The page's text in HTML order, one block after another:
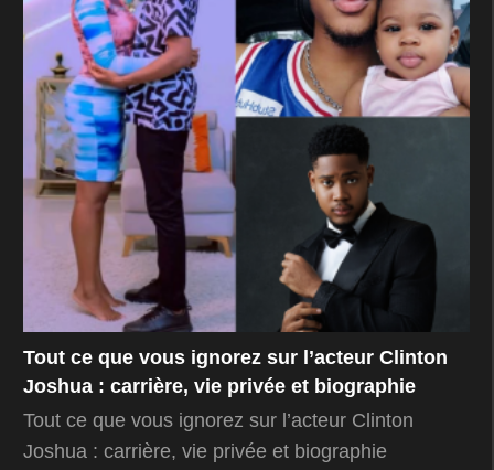
Tout ce que vous ignorez sur l’acteur Clinton
Joshua : carrière, vie privée et biographie
Tout ce que vous ignorez sur l’acteur Clinton
Joshua : carrière, vie privée et biographie